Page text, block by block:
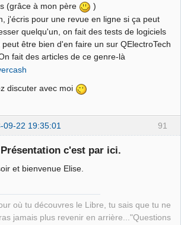
(grâce à mon père
)
j'écris pour une revue en ligne si ça peut
quelqu'un, on fait des tests de logiciels
peut être bien d'en faire un sur QElectroTech
On fait des articles de ce genre-là
discuter avec moi
91
09-22 19:35:01
c'est par ici.
et bienvenue Elise.
où tu découvres le Libre, tu sais que tu ne
jamais plus revenir en arrière..."Questions